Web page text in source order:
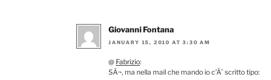
Giovanni Fontana
JANUARY 15, 2010 AT 3:30 AM
@ Fabrizio:
SÃ¬, ma nella mail che mando io c’Ã¨ scritto tipo: